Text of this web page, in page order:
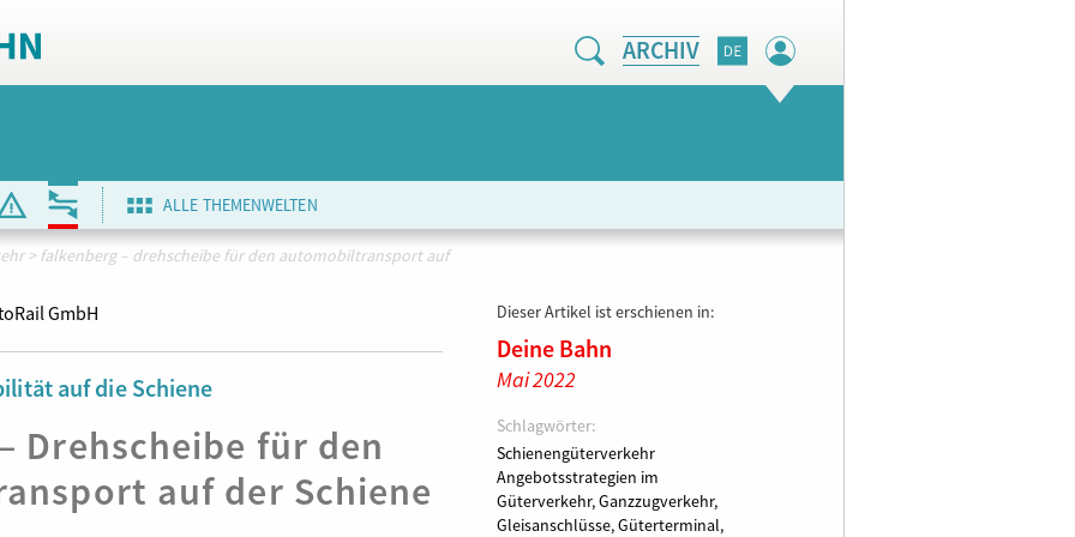
ARCHIV
ALLE THEMENWELTEN
>falkenberg – drehscheibe für den automobiltransport auf
GmbH
auf die Schiene
Drehscheibe für den
auf der Schiene
Dieser Artikel ist erschienen in:
Deine Bahn
Mai 2022
Schlagwörter:
Schienengüterverkehr
Angebotsstrategien im
Güterverkehr,Ganzzugverkehr,
Gleisanschlüsse,Güterterminal,